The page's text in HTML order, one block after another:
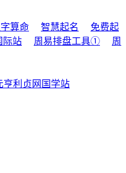
算命 智慧起名
免费起
际站 周易排盘工具①
周
亨利贞网国学站